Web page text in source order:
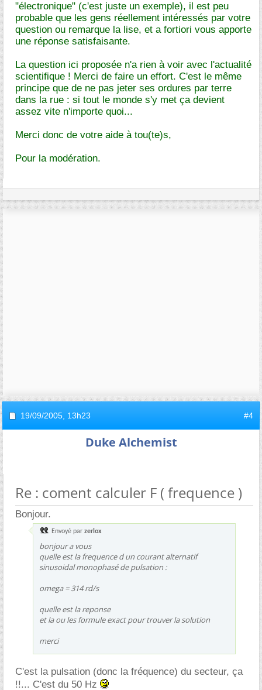
"électronique" (c'est juste un exemple), il est peu
probable que les gens réellement intéressés par votre
question ou remarque la lise, et a fortiori vous apporte
une réponse satisfaisante.
La question ici proposée n'a rien à voir avec l'actualité
scientifique ! Merci de faire un effort. C'est le même
principe que de ne pas jeter ses ordures par terre
dans la rue : si tout le monde s'y met ça devient
assez vite n'importe quoi...
Merci donc de votre aide à tou(te)s,
Pour la modération.
19/09/2005, 13h23 #4
Duke Alchemist
Re : coment calculer F ( frequence )
Bonjour.
Envoyé par zerlox
bonjour a vous
quelle est la frequence d un courant alternatif
sinusoidal monophasé de pulsation :
omega = 314 rd/s
quelle est la reponse
et la ou les formule exact pour trouver la solution
merci
C'est la pulsation (donc la fréquence) du secteur, ça
!!... C'est du 50 Hz